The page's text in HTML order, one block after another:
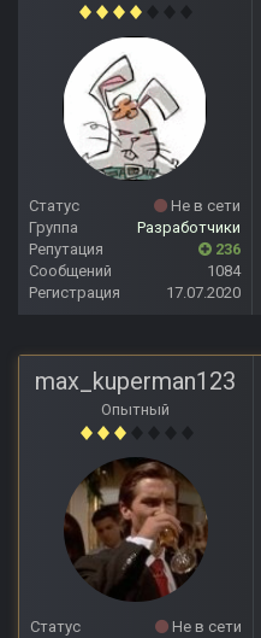
Статус
Не в сети
Группа
Разработчики
Репутация
236
Сообщений
1084
Регистрация
17.07.2020
max_kuperman123
Опытный
Статус
Не в сети